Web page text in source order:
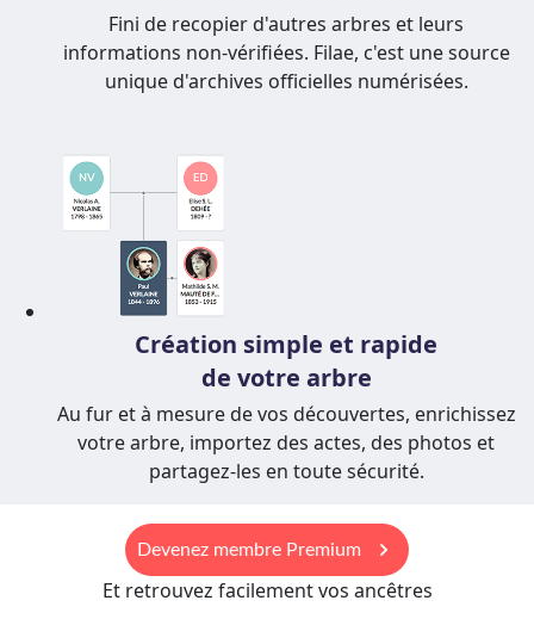
Fini de recopier d'autres arbres et leurs
informations non-vérifiées. Filae, c'est une source
unique d'archives officielles numérisées.
Création simple et rapide
de votre arbre
Au fur et à mesure de vos découvertes, enrichissez
votre arbre, importez des actes, des photos et
partagez-les en toute sécurité.
Devenez membre Premium keyboard_arrow_right
Et retrouvez facilement vos ancêtres